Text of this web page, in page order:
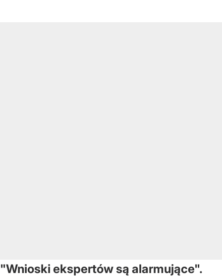
"Wnioski ekspertów są alarmujące".